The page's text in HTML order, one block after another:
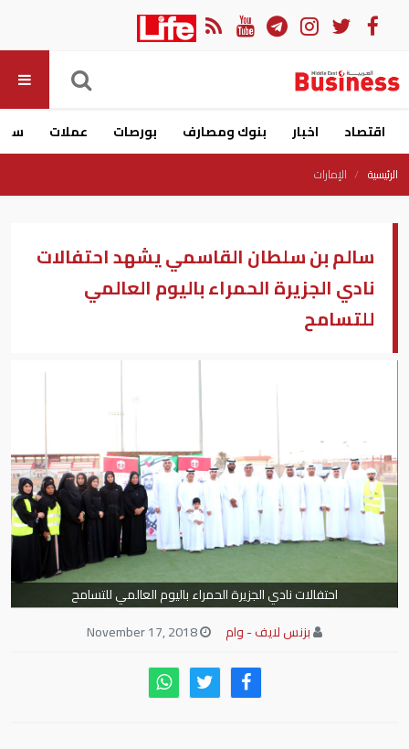
اقتصاد اخبار بنوك ومصارف بورصات عملات
الرئيسية الإمارات
سالم بن سلطان القاسمي يشهد احتفالات
نادي الجزيرة الحمراء باليوم العالمي
للتسامح
احتفالات نادي الجزيرة الحمراء باليوم العالمي للتسامح
بزنس لايف - وام